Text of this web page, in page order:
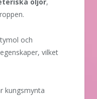
och
vilket
kungsmynta